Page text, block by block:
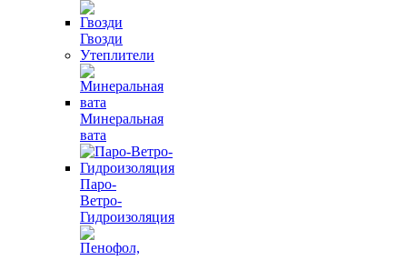
Гвозди
Утеплители
Минеральная
вата
Паро-
Ветро-
Гидроизоляция